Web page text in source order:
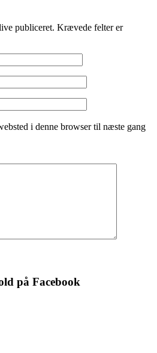
publiceret. Krævede felter er
i denne browser til næste gang
på Facebook